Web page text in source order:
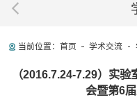
当前位置： 首页 学术交流
（2016.7.24-7.29）实
会暨第6